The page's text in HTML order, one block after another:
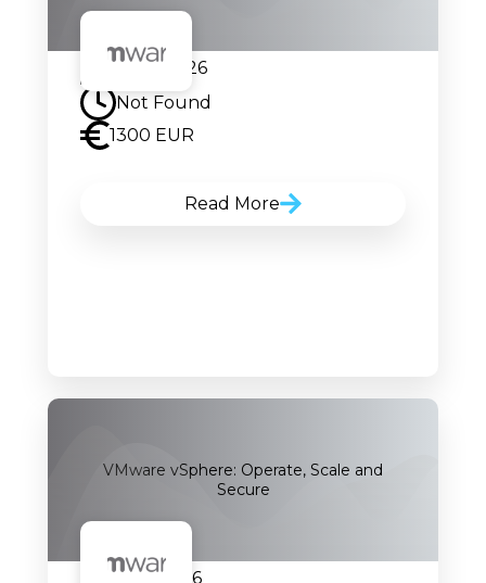
24.08.2026
Not Found
1300 EUR
Read More
VMware vSphere: Operate, Scale and
Secure
05.10.2026